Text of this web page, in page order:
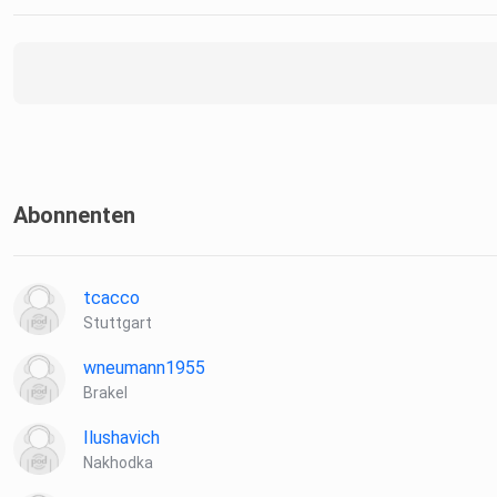
Abonnenten
tcacco
Stuttgart
wneumann1955
Brakel
Ilushavich
Nakhodka